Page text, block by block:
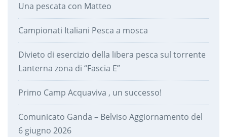
Una pescata con Matteo
Campionati Italiani Pesca a mosca
Divieto di esercizio della libera pesca sul torrente
Lanterna zona di “Fascia E”
Primo Camp Acquaviva , un successo!
Comunicato Ganda – Belviso Aggiornamento del
6 giugno 2026